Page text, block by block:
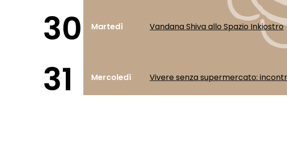
30 Martedì Vandana Shiva allo Spazio Inkiostro
31 Mercoledì Vivere senza supermercato: